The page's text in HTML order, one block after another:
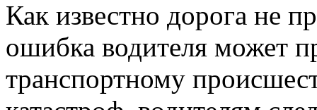
Как известно дорога не
ошибка водителя может
транспортному